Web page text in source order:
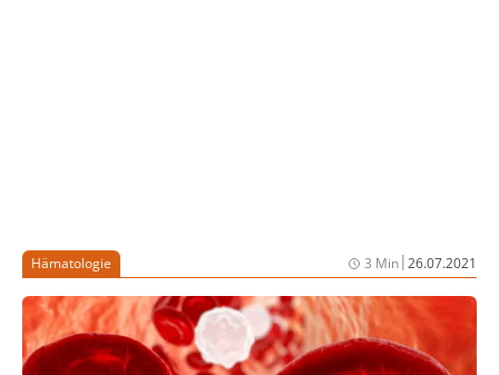
Hämatologie 3 Min|26.07.2021